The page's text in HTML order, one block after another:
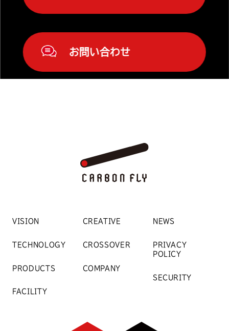
お問い合わせ
VISION
TECHNOLOGY
PRODUCTS
FACILITY
CREATIVE
CROSSOVER
COMPANY
NEWS
PRIVACY
POLICY
SECURITY